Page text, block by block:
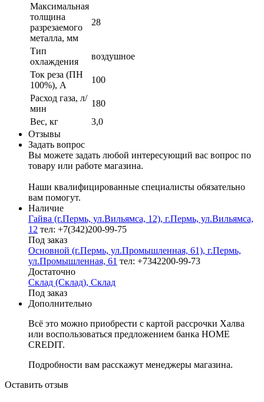
Максимальная
толщина
разрезаемого
металла, мм
28
Тип
охлаждения
воздушное
Ток реза (ПН
100%), А
100
Расход газа, л/
мин
180
Вес, кг
3,0
Отзывы
Задать вопрос
Вы можете задать любой интересующий вас вопрос по
товару или работе магазина.
Наши квалифицированные специалисты обязательно
вам помогут.
Наличие
Гайва (г.Пермь, ул.Вильямса, 12), г.Пермь, ул.Вильямса,
12 тел: +7(342)200-99-75
Под заказ
Основной (г.Пермь, ул.Промышленная, 61), г.Пермь,
ул.Промышленная, 61 тел: +7342200-99-73
Достаточно
Склад (Склад), Склад
Под заказ
Дополнительно
Всё это можно приобрести с картой рассрочки Халва
или воспользоваться предложением банка HOME
CREDIT.
Подробности вам расскажут менеджеры магазина.
Оставить отзыв